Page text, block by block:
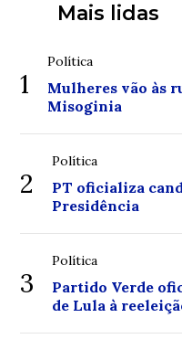
Mais lidas
1
Política
Mulheres vão às
Misoginia
2
Política
PT oficializa
Presidência
3
Política
Partido Verde
de Lula à